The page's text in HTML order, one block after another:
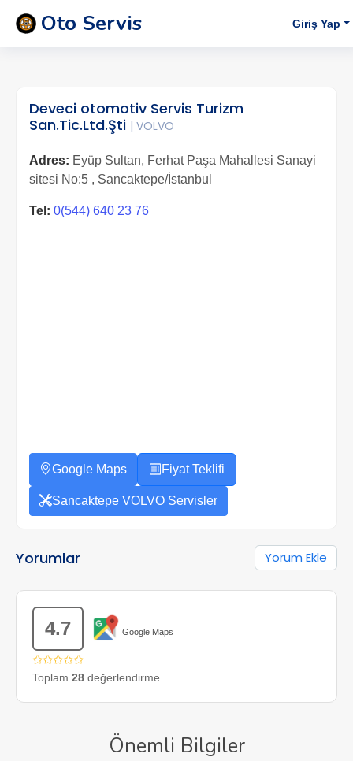
Oto Servis Giriş Yap
Deveci otomotiv Servis Turizm
San.Tic.Ltd.Şti | VOLVO
Adres: Eyüp Sultan, Ferhat Paşa Mahallesi Sanayi
sitesi No:5 , Sancaktepe/İstanbul
Tel: 0(544) 640 23 76
Google Maps Fiyat Teklifi
Sancaktepe VOLVO Servisler
Yorumlar Yorum Ekle
4.7 Google Maps
✩✩✩✩✩
Toplam 28 değerlendirme
Önemli Bilgiler